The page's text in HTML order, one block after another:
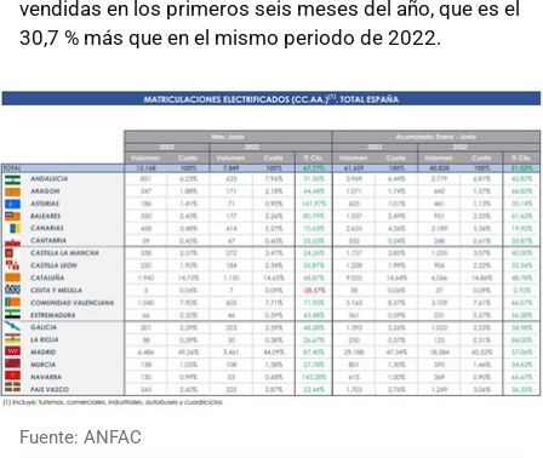
vendidas en los primeros seis meses del año, que es el
30,7 % más que en el mismo periodo de 2022.
Fuente: ANFAC